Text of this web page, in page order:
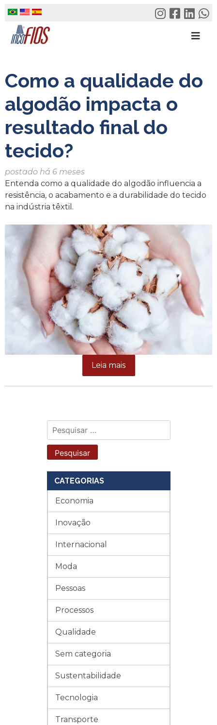
content
Pesquisar
por:
CATEGORIAS
Economia
Inovação
Internacional
Moda
Pessoas
Processos
Qualidade
Sem categoria
Sustentabilidade
Tecnologia
Transporte
Como a qualidade do
algodão impacta o
resultado final do
tecido?
postado há 6 meses
Entenda como a qualidade do algodão influencia a
resistência, o acabamento e a durabilidade do tecido
na indústria têxtil.
Leia mais